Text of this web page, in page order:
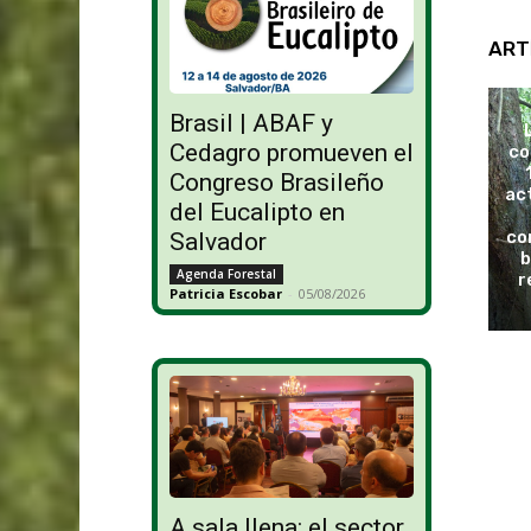
Brasil | ABAF y
Cedagro promueven el
Congreso Brasileño
del Eucalipto en
Salvador
Agenda Forestal
Patricia Escobar - 05/08/2026